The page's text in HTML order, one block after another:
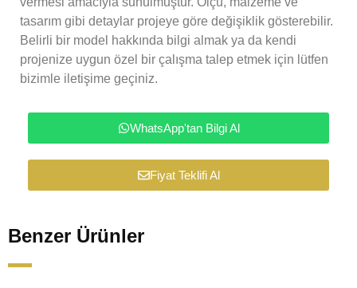
tasarım gibi detaylar projeye göre değişiklik gösterebilir.
Belirli bir model hakkında bilgi almak ya da kendi
projenize uygun özel bir çalışma talep etmek için lütfen
bizimle iletişime geçiniz.
WhatsApp'tan Bilgi Al
Fiyat Teklifi Al
Benzer Ürünler